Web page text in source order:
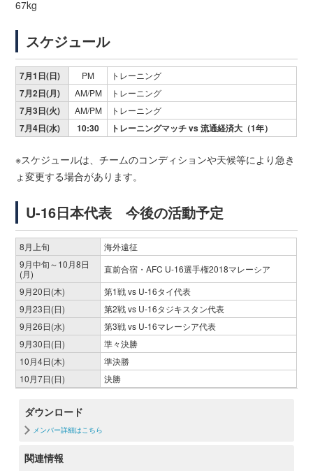
67kg
スケジュール
7月1日(日) PM トレーニング
7月2日(月) AM/PM トレーニング
7月3日(火) AM/PM トレーニング
7月4日(水) 10:30 トレーニングマッチ vs 流通経済大（1年）
※スケジュールは、チームのコンディションや天候等により急き
ょ変更する場合があります。
U-16日本代表 今後の活動予定
8月上旬
海外遠征
9月中旬～10月8日
(月)
直前合宿・AFC U-16選手権2018マレーシア
9月20日(木)
第1戦 vs U-16タイ代表
9月23日(日)
第2戦 vs U-16タジキスタン代表
9月26日(水)
第3戦 vs U-16マレーシア代表
9月30日(日)
準々決勝
10月4日(木)
準決勝
10月7日(日)
決勝
ダウンロード
メンバー詳細はこちら
関連情報